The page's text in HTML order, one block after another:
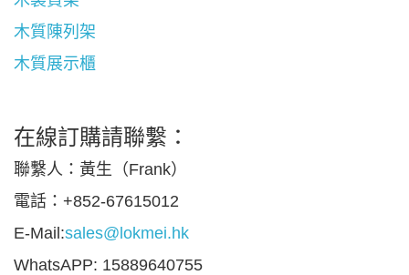
木質陳列架
木質展示櫃
在線訂購請聯繫：
聯繫人：黃生（Frank）
電話：+852-67615012
E-Mail:sales@lokmei.hk
WhatsAPP: 15889640755